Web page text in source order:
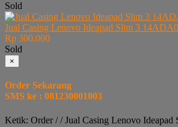
Sold
Jual Casing Lenovo Ideapad Slim 3
Rp 300.000
Sold
×
Order Sekarang
SMS ke : 081230001003
Ketik: Order / / Jual Casing Lenovo